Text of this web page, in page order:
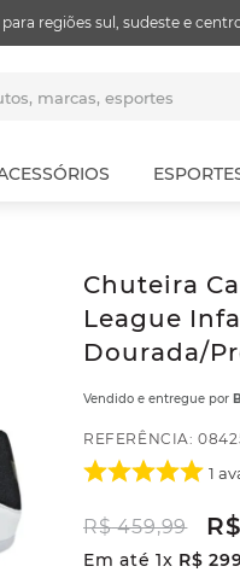
regiões sul, sudeste e
Chuteira
League
Dourada/
Vendido e entregue por
REFERÊNCIA:
1
R$ 459,99 R$
Em até 1x R$